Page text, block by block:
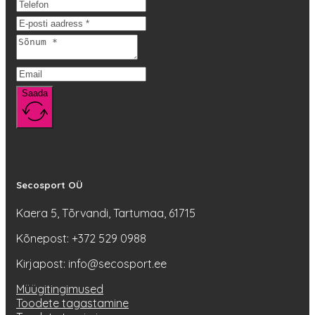
Saada
Secosport OÜ
Kaera 5, Tõrvandi, Tartumaa, 61715
Kõnepost: +372 529 0988
Kirjapost: info@secosport.ee
Müügitingimused
Toodete tagastamine